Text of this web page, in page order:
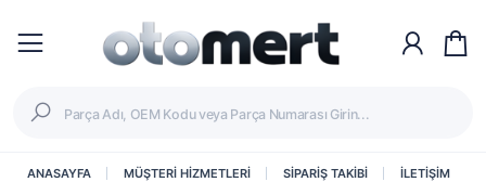
ANASAYFA MÜŞTERİ HİZMETLERİ SİPARİŞ TAKİBİ İLETİŞİM